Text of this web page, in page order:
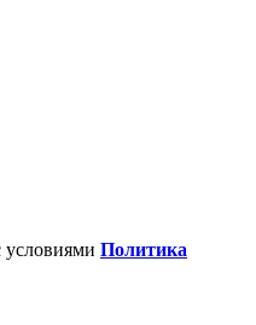
условиями Политика